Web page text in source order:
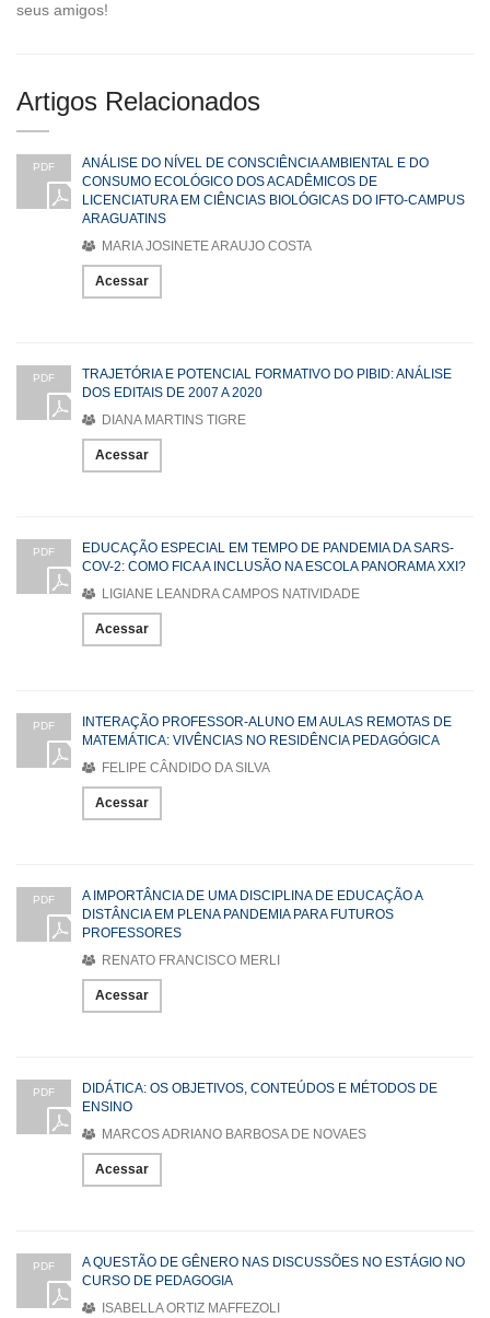
seus amigos!
Artigos Relacionados
PDF
ANÁLISE DO NÍVEL DE CONSCIÊNCIA AMBIENTAL E DO
CONSUMO ECOLÓGICO DOS ACADÊMICOS DE
LICENCIATURA EM CIÊNCIAS BIOLÓGICAS DO IFTO-CAMPUS
ARAGUATINS
MARIA JOSINETE ARAUJO COSTA
Acessar
PDF
TRAJETÓRIA E POTENCIAL FORMATIVO DO PIBID: ANÁLISE
DOS EDITAIS DE 2007 A 2020
DIANA MARTINS TIGRE
Acessar
PDF
EDUCAÇÃO ESPECIAL EM TEMPO DE PANDEMIA DA SARS-
COV-2: COMO FICA A INCLUSÃO NA ESCOLA PANORAMA XXI?
LIGIANE LEANDRA CAMPOS NATIVIDADE
Acessar
PDF
INTERAÇÃO PROFESSOR-ALUNO EM AULAS REMOTAS DE
MATEMÁTICA: VIVÊNCIAS NO RESIDÊNCIA PEDAGÓGICA
FELIPE CÂNDIDO DA SILVA
Acessar
PDF
A IMPORTÂNCIA DE UMA DISCIPLINA DE EDUCAÇÃO A
DISTÂNCIA EM PLENA PANDEMIA PARA FUTUROS
PROFESSORES
RENATO FRANCISCO MERLI
Acessar
PDF
DIDÁTICA: OS OBJETIVOS, CONTEÚDOS E MÉTODOS DE
ENSINO
MARCOS ADRIANO BARBOSA DE NOVAES
Acessar
PDF
A QUESTÃO DE GÊNERO NAS DISCUSSÕES NO ESTÁGIO NO
CURSO DE PEDAGOGIA
ISABELLA ORTIZ MAFFEZOLI